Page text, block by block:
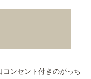
ンセント付きのがっち